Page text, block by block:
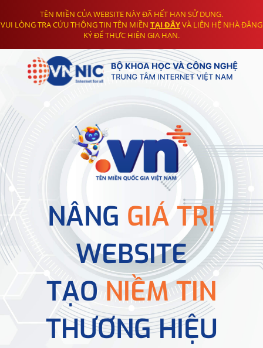
TÊN MIỀN CỦA WEBSITE NÀY ĐÃ HẾT HẠN SỬ DỤNG.
VUI LÒNG TRA CỨU THÔNG TIN TÊN MIỀN TẠI ĐÂYVÀ LIÊN HỆ NHÀ ĐĂNG
KÝ ĐỂ THỰC HIỆN GIA HẠN.
NÂNG GIÁ TRỊ
WEBSITE
TẠONIỀM TIN
THƯƠNG HIỆU